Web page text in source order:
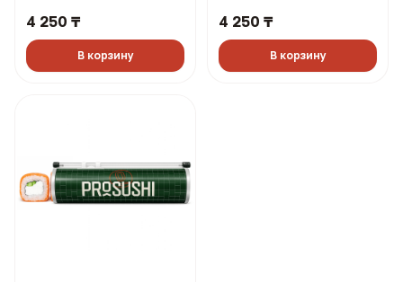
4 250 ₸
В корзину
4 250 ₸
В корзину